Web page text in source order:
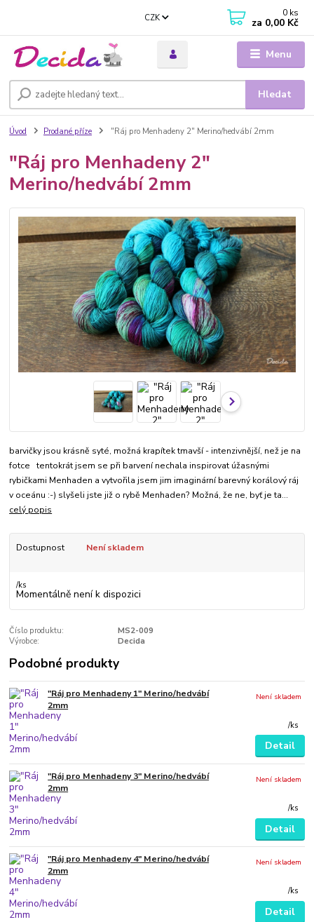
Menu
CZK
Hledat
0 ks
za 0,00 Kč
Úvod Prodané příze "Ráj pro Menhadeny 2" Merino/hedvábí 2mm
"Ráj pro Menhadeny 2"
Merino/hedvábí 2mm
barvičky jsou krásně syté, možná krapítek tmavší - intenzivnější, než je na
fotce tentokrát jsem se při barvení nechala inspirovat úžasnými
rybičkami Menhaden a vytvořila jsem jim imaginární barevný korálový ráj
v oceánu :-) slyšeli jste již o rybě Menhaden? Možná, že ne, byť je ta...
celý popis
Dostupnost Není skladem
/ks
Momentálně není k dispozici
Číslo produktu:
MS2-009
Výrobce:
Decida
Podobné produkty
"Ráj pro Menhadeny 1" Merino/hedvábí
2mm
/ks
Není skladem
Detail
"Ráj pro Menhadeny 3" Merino/hedvábí
2mm
/ks
Není skladem
Detail
"Ráj pro Menhadeny 4" Merino/hedvábí
2mm
/ks
Není skladem
Detail